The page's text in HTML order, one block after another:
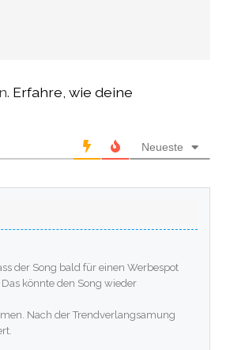
Erfahre, wie deine
Neueste
der Song bald für einen Werbespot
könnte den Song wieder
Nach der Trendverlangsamung